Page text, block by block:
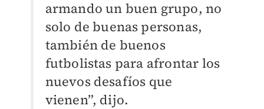
armando un buen grupo, no
solo de buenas personas,
también de buenos
futbolistas para afrontar los
nuevos desafíos que
vienen”, dijo.